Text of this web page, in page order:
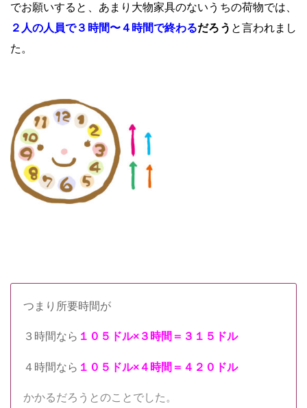
でお願いすると、 あまり大物家具のないうちの荷物では、
２人の人員で３時間〜４時間で終わるだろう と言われまし
た。
つまり所要時間が
３時間なら １０５ドル×３時間＝３１５ドル
４時間なら １０５ドル×４時間＝４２０ドル
かかるだろうとのことでした。